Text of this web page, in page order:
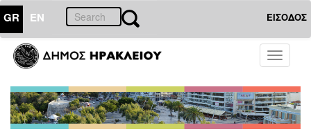
GR EN ΕΙΣΟΔΟΣ
Toggle
ΔΗΜΟΣ
Δελτία
Τύπου
Αρχείο